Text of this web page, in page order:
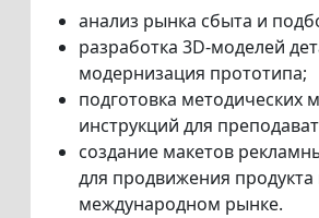
анализ рынка сбыта и
разработка 3D-моделей
модернизация прототипа;
подготовка методических
инструкций для
создание макетов
для продвижения продукта
международном рынке.